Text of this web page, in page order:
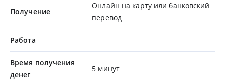
Получение
Онлайн на карту или банковский
перевод
Работа
Время получения
денег
5 минут